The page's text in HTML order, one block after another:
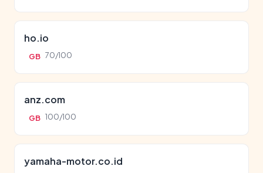
ho.io
GB 70/100
anz.com
GB 100/100
yamaha-motor.co.id